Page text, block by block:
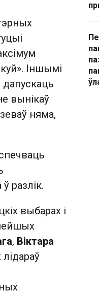
Іншымі
вынікаў
няма,
разлік.
выбарах і
, Віктара